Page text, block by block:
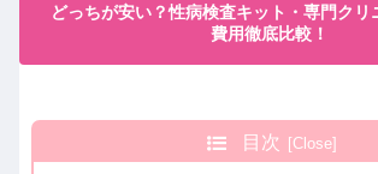
どっちが安い？性病検査キット・専門クリ
費用徹底比較！
目次